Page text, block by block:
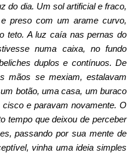
do dia. Um sol artificial e fraco,
preso com um arame curvo,
teto. A luz caía nas pernas do
numa caixa, no fundo
duplos e contínuos. De
mãos se mexiam, estalavam
botão, uma casa, um buraco
e paravam novamente. O
tempo que deixou de perceber
passando por sua mente de
vinha uma ideia simples